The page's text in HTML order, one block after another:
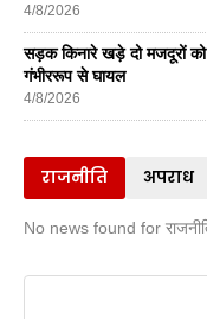
4/8/2026
सड़क किनारे खड़े दो मजदूरों को
गंभीररूप से घायल
4/8/2026
राजनीति अपराध
No news found for